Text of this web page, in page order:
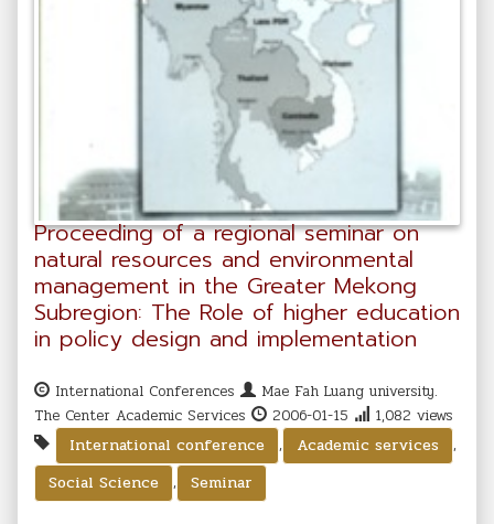
Proceeding of a regional seminar on
natural resources and environmental
management in the Greater Mekong
Subregion: The Role of higher education
in policy design and implementation
International Conferences
Mae Fah Luang university.
The Center Academic Services
2006-01-15
1,082 views
International conference
, Academic services
,
Social Science
, Seminar